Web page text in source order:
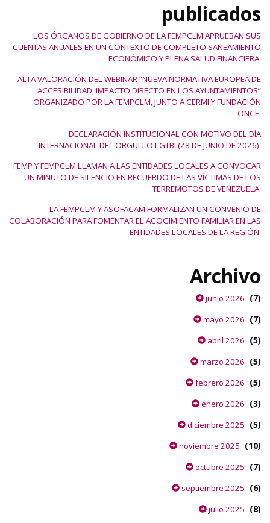
publicados
LOS ÓRGANOS DE GOBIERNO DE LA FEMPCLM APRUEBAN SUS
CUENTAS ANUALES EN UN CONTEXTO DE COMPLETO SANEAMIENTO
ECONÓMICO Y PLENA SALUD FINANCIERA.
ALTA VALORACIÓN DEL WEBINAR “NUEVA NORMATIVA EUROPEA DE
ACCESIBILIDAD, IMPACTO DIRECTO EN LOS AYUNTAMIENTOS”
ORGANIZADO POR LA FEMPCLM, JUNTO A CERMI Y FUNDACIÓN
ONCE.
DECLARACIÓN INSTITUCIONAL CON MOTIVO DEL DÍA
INTERNACIONAL DEL ORGULLO LGTBI (28 DE JUNIO DE 2026).
FEMP Y FEMPCLM LLAMAN A LAS ENTIDADES LOCALES A CONVOCAR
UN MINUTO DE SILENCIO EN RECUERDO DE LAS VÍCTIMAS DE LOS
TERREMOTOS DE VENEZUELA.
LA FEMPCLM Y ASOFACAM FORMALIZAN UN CONVENIO DE
COLABORACIÓN PARA FOMENTAR EL ACOGIMIENTO FAMILIAR EN LAS
ENTIDADES LOCALES DE LA REGIÓN.
Archivo
junio 2026 (7)
mayo 2026 (7)
abril 2026 (5)
marzo 2026 (5)
febrero 2026 (5)
enero 2026 (3)
diciembre 2025 (5)
noviembre 2025 (10)
octubre 2025 (7)
septiembre 2025 (6)
julio 2025 (8)